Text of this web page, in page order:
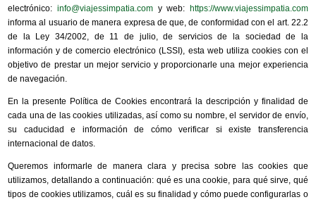
electrónico: info@viajessimpatia.comy web: https://www.viajessimpatia.com
informa al usuario de manera expresa de que, de conformidad con el art. 22.2
de la Ley 34/2002, de 11 de julio, de servicios de la sociedad de la
información y de comercio electrónico (LSSI), esta web utiliza cookies con el
objetivo de prestar un mejor servicio y proporcionarle una mejor experiencia
de navegación.
En la presente Política de Cookies encontrará la descripción y finalidad de
cada una de las cookies utilizadas, así como su nombre, el servidor de envío,
su caducidad e información de cómo verificar si existe transferencia
internacional de datos.
Queremos informarle de manera clara y precisa sobre las cookies que
utilizamos, detallando a continuación: qué es una cookie, para qué sirve, qué
tipos de cookies utilizamos, cuál es su finalidad y cómo puede configurarlas o